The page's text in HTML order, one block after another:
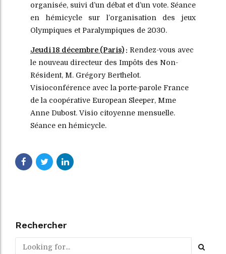
organisée, suivi d’un débat et d’un vote. Séance
en hémicycle sur l’organisation des jeux
Olympiques et Paralympiques de 2030.
Jeudi 18 décembre (Paris) : Rendez-vous avec
le nouveau directeur des Impôts des Non-
Résident, M. Grégory Berthelot.
Visioconférence avec la porte-parole France
de la coopérative European Sleeper, Mme
Anne Dubost. Visio citoyenne mensuelle.
Séance en hémicycle.
Rechercher